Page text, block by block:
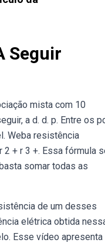
Seguir
mista com 10
a d. d. p. Entre os
Weba resistência
+ r 3 +. Essa fórmula
somar todas as
de um desses
elétrica obtida
Esse vídeo apresenta